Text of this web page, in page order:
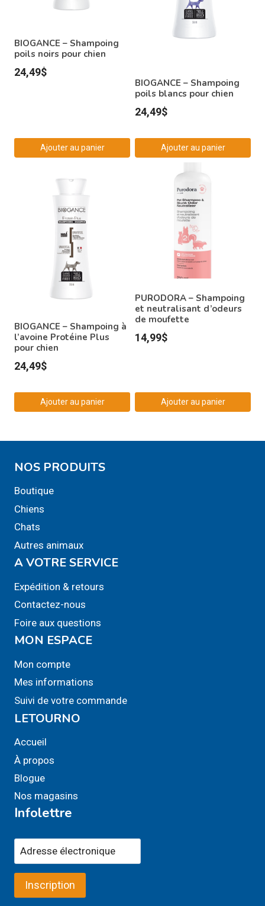
BIOGANCE – Shampoing
poils noirs pour chien
24,49$
Ajouter au panier
BIOGANCE – Shampoing
poils blancs pour chien
24,49$
Ajouter au panier
BIOGANCE – Shampoing à
l’avoine Protéine Plus
pour chien
24,49$
Ajouter au panier
PURODORA – Shampoing
et neutralisant d’odeurs
de moufette
14,99$
Ajouter au panier
NOS PRODUITS
Boutique
Chiens
Chats
Autres animaux
A VOTRE SERVICE
Expédition & retours
Contactez-nous
Foire aux questions
MON ESPACE
Mon compte
Mes informations
Suivi de votre commande
LETOURNO
Accueil
À propos
Blogue
Nos magasins
Infolettre
Inscription